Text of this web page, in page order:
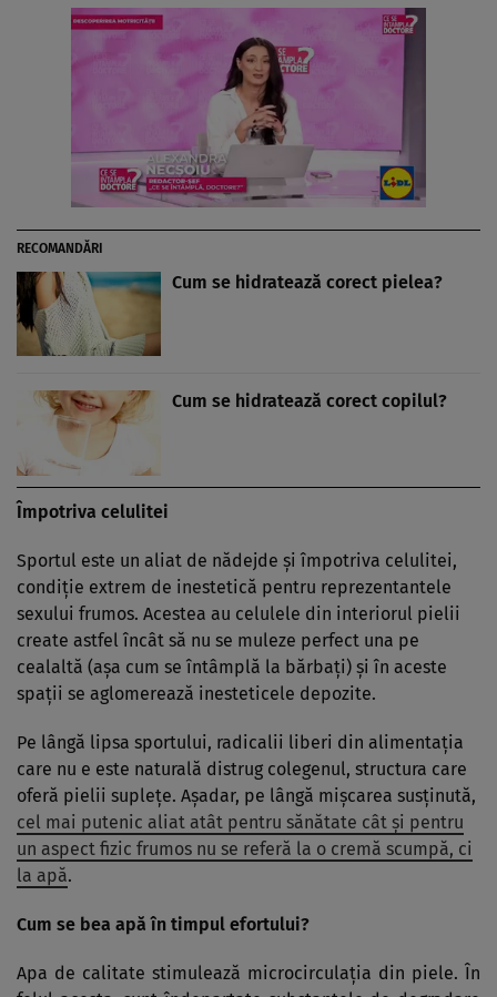
RECOMANDĂRI
Cum se hidratează corect pielea?
Cum se hidratează corect copilul?
Împotriva celulitei
Sportul este un aliat de nădejde şi împotriva celulitei,
condiţie extrem de inestetică pentru reprezentantele
sexului frumos. Acestea au celulele din interiorul pielii
create astfel încât să nu se muleze perfect una pe
cealaltă (aşa cum se întâmplă la bărbaţi) şi în aceste
spaţii se aglomerează inesteticele depozite.
Pe lângă lipsa sportului, radicalii liberi din alimentaţia
care nu e este naturală distrug colegenul, structura care
oferă pielii supleţe. Aşadar, pe lângă mişcarea susţinută,
cel mai putenic aliat atât pentru sănătate cât şi pentru
un aspect fizic frumos nu se referă la o cremă scumpă, ci
la apă.
Cum se bea apă în timpul efortului?
Apa de calitate stimulează microcirculaţia din piele. În